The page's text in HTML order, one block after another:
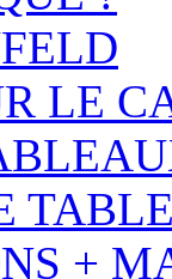
LE
+